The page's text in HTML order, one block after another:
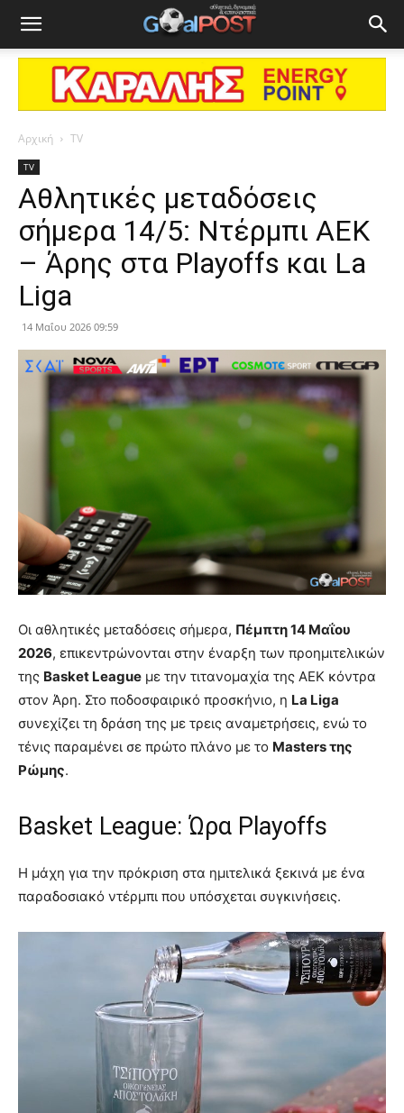
Αρχική TV
TV
Αθλητικές μεταδόσεις
σήμερα 14/5: Ντέρμπι ΑΕΚ
– Άρης στα Playoffs και La
Liga
14 Μαΐου 2026 09:59
Οι αθλητικές μεταδόσεις σήμερα, Πέμπτη 14 Μαΐου
2026, επικεντρώνονται στην έναρξη των προημιτελικών
της Basket League με την τιτανομαχία της ΑΕΚ κόντρα
στον Άρη. Στο ποδοσφαιρικό προσκήνιο, η La Liga
συνεχίζει τη δράση της με τρεις αναμετρήσεις, ενώ το
τένις παραμένει σε πρώτο πλάνο με το Masters της
Ρώμης.
Basket League: Ώρα Playoffs
Η μάχη για την πρόκριση στα ημιτελικά ξεκινά με ένα
παραδοσιακό ντέρμπι που υπόσχεται συγκινήσεις.